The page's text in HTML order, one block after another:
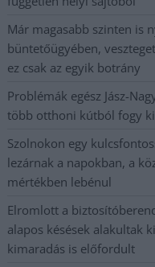
Már magasabb szinten is
büntetőügyében,
ez csak az egyik botrány
Problémák egész Jász-
több otthoni kútból fogy
Szolnokon egy
lezárnak a napokban, a
mértékben lebénul
Elromlott a
alapos késések alakultak
kimaradás is előfordult